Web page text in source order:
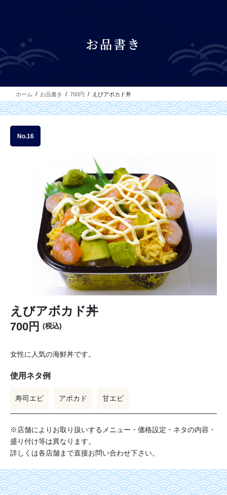
ツ
に
移
シ
ョ
ン
動
お品書き
ホーム お品書き 700円 えびアボカド丼
No.16
えびアボカド丼
700円 (税込)
女性に人気の海鮮丼です。
使⽤ネタ例
寿司エビ アボカド 甘エビ
※店舗によりお取り扱いするメニュー・価格設定・ネタの内容・
盛り付け等は異なります。
詳しくは各店舗まで直接お問い合わせ下さい。